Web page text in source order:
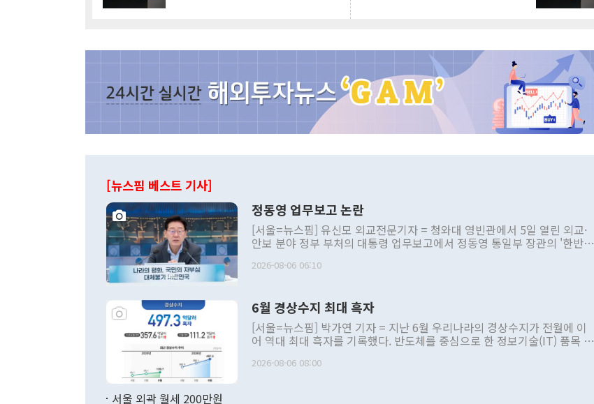
[뉴스핌 베스트 기사]
정동영 업무보고 논란
[서울=뉴스핌] 유신모 외교전문기자 = 청와대 영빈관에서 5일 열린 외교·
안보 분야 정부 부처의 대통령 업무보고에서 정동영 통일부 장관의 '한반도
발언 중에는 정부 내 조율을 거치지 않은 사안을 정책으로 추진하겠다고 공
주의적 희망에 근거한 비현실적 구상'이라는 비판을 내놨다. 그동안 정 장
관의 대북 정책 관련 발언이 물의를 빚은 적은 여러 번 있지만 대통령과 유
관 부처 장관이 공개적으로 부정적 입장을 표명한 것은 이례적이다. 정 장
관의 무리한 대북 접근법과 월권을 제어해야 한다는 목소리도 높아지고 있
다. [정동영 통일부 장관이 지난달 23일 오후 서울 종로구 정부서울청사에
2026-08-06 06:10
6월 경상수지 최대 흑자
[서울=뉴스핌] 박가연 기자 = 지난 6월 우리나라의 경상수지가 전월에 이
어 역대 최대 흑자를 기록했다. 반도체를 중심으로 한 정보기술(IT) 품목 수
료=한국은행] 한국은행이 6일 발표한 '2026년 6월 국제수지(잠정)'에 따르
2026-08-06 08:00
서울 외곽 월세 200만원